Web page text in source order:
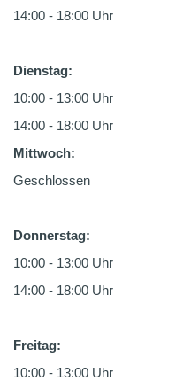
14:00 - 18:00 Uhr
Dienstag:
10:00 - 13:00 Uhr
14:00 - 18:00 Uhr
Mittwoch:
Geschlossen
Donnerstag:
10:00 - 13:00 Uhr
14:00 - 18:00 Uhr
Freitag:
10:00 - 13:00 Uhr